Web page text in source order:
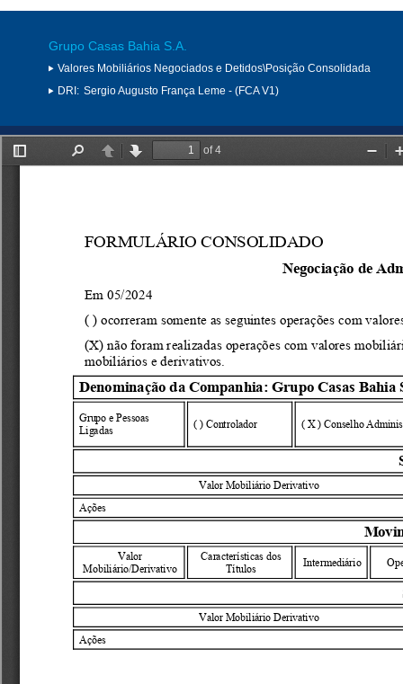
Grupo Casas Bahia S.A.
Valores Mobiliários Negociados e Detidos\Posição Consolidada
DRI: Sergio Augusto França Leme - (FCA V1)